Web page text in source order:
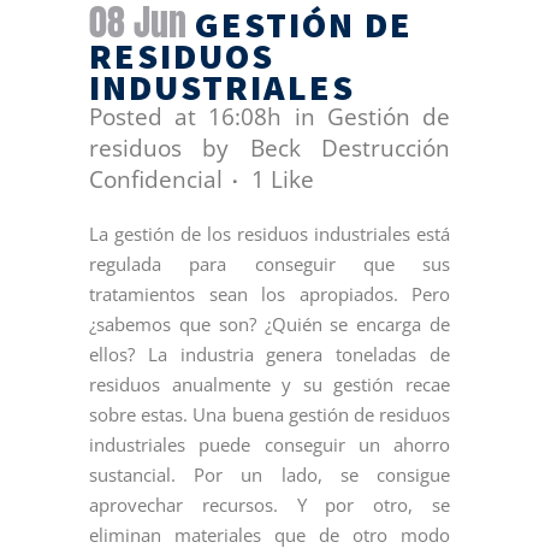
08 Jun GESTIÓN DE
RESIDUOS
INDUSTRIALES
Posted at 16:08h in Gestión de
residuos
by Beck Destrucción
Confidencial
1 Like
La gestión de los residuos industriales está
regulada para conseguir que sus
tratamientos sean los apropiados. Pero
¿sabemos que son? ¿Quién se encarga de
ellos? La industria genera toneladas de
residuos anualmente y su gestión recae
sobre estas. Una buena gestión de residuos
industriales puede conseguir un ahorro
sustancial. Por un lado, se consigue
aprovechar recursos. Y por otro, se
eliminan materiales que de otro modo